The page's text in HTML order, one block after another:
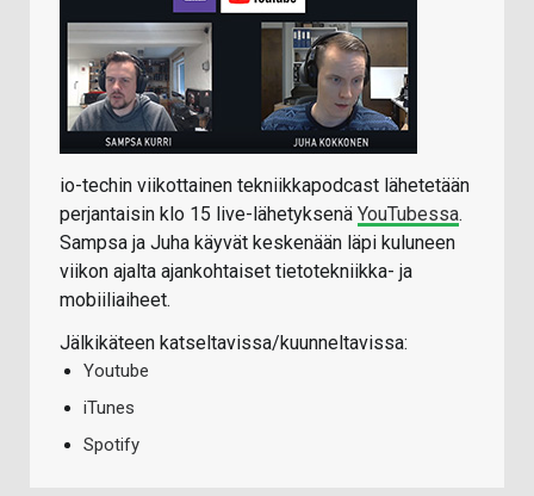
io-techin viikottainen tekniikkapodcast lähetetään
perjantaisin klo 15 live-lähetyksenä YouTubessa.
Sampsa ja Juha käyvät keskenään läpi kuluneen
viikon ajalta ajankohtaiset tietotekniikka- ja
mobiiliaiheet.
Jälkikäteen katseltavissa/kuunneltavissa:
Youtube
iTunes
Spotify